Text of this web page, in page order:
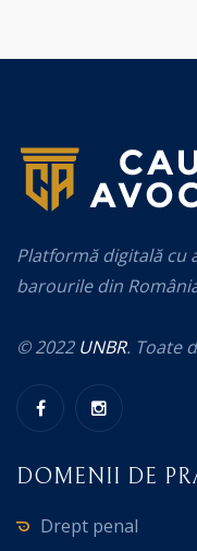
Platformă digitală cu
barourile din
© 2022 UNBR. Toate
DOMENII DE
Drept penal